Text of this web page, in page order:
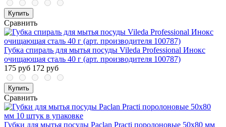
Купить
Сравнить
Губка спираль для мытья посуды Vileda Professional Инокс
очищающая сталь 40 г (арт. производителя 100787)
175 руб 172 руб
Купить
Сравнить
Губки для мытья посуды Paclan Practi поролоновые 50х80 мм